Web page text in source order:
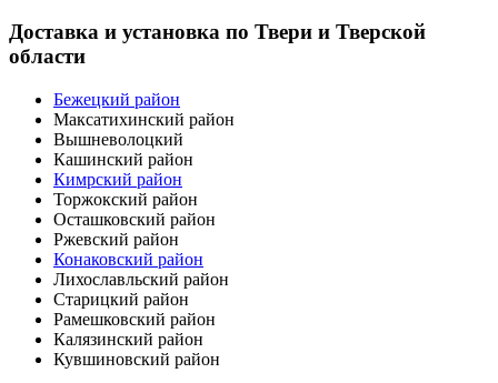
Доставка и установка по Твери и Тверской
области
Бежецкий район
Максатихинский район
Вышневолоцкий
Кашинский район
Кимрский район
Торжокский район
Осташковский район
Ржевский район
Конаковский район
Лихославльский район
Старицкий район
Рамешковский район
Калязинский район
Кувшиновский район